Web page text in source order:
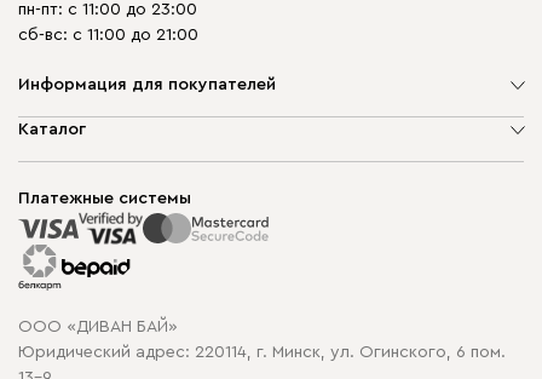
пн-пт: с 11:00 до 23:00
сб-вс: с 11:00 до 21:00
Информация для покупателей
О компании
Способы оплаты
Рассрочка и кредит
Гарантия
Карта сайта
Политика конфиденциальности
Политика в отношении обработки cookie
Каталог
Корпусная мебель
Распродажа мебели
Платежные системы
ООО «ДИВАН БАЙ»
Юридический адрес: 220114, г. Минск, ул. Огинского, 6 пом.